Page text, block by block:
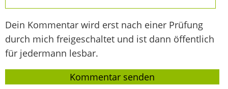
Dein Kommentar wird erst nach einer Prüfung
durch mich freigeschaltet und ist dann öffentlich
für jedermann lesbar.